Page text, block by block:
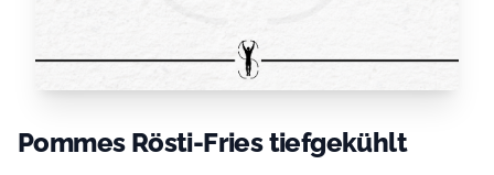
Pommes Rösti-Fries tiefgekühlt